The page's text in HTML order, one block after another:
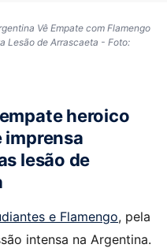
Vê Empate com Flamengo
Lesão de Arrascaeta - Foto:
heroico
imprensa
lesão de
e Flamengo, pela
intensa na Argentina.